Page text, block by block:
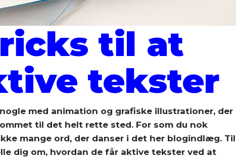
til at
tekster
med animation og grafiske illustrationer, der
til det helt rette sted. For som du nok
mange ord, der danser i det her blogindlæg. Til
dig om, hvordan de får aktive tekster ved at